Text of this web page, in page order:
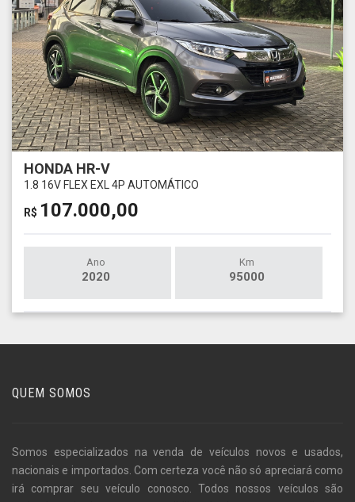
HONDA HR-V
1.8 16V FLEX EXL 4P AUTOMÁTICO
R$ 107.000,00
Ano
2020
Km
95000
QUEM SOMOS
Somos especializados na venda de veículos novos e usados,
nacionais e importados. Com certeza você não só apreciará como
irá comprar seu veículo conosco. Todos nossos veículos são